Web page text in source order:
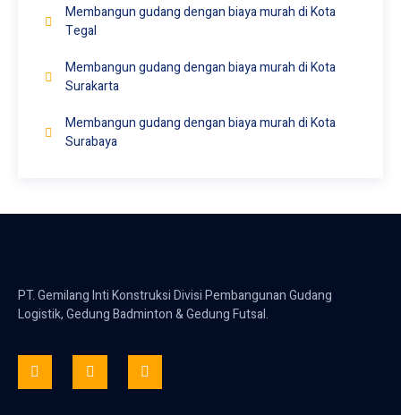
Membangun gudang dengan biaya murah di Kota
Tegal
Membangun gudang dengan biaya murah di Kota
Surakarta
Membangun gudang dengan biaya murah di Kota
Surabaya
PT. Gemilang Inti Konstruksi Divisi Pembangunan Gudang
Logistik, Gedung Badminton & Gedung Futsal.